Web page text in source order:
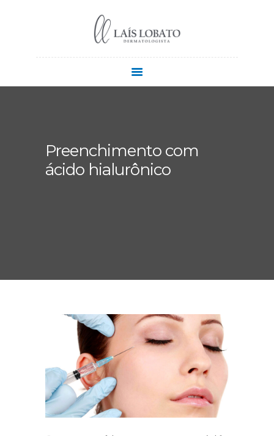
Preenchimento com
ácido hialurônico
QUEM SOU
COMO CHEGAR